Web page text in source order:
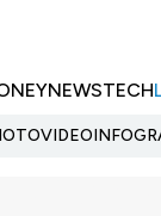
NEWSTECH
VIDEO